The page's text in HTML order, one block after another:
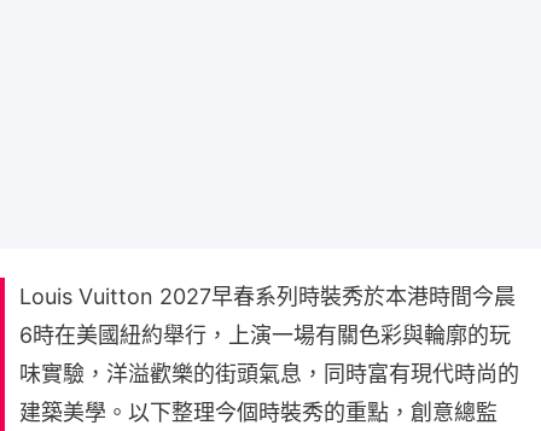
Louis Vuitton 2027早春系列時裝秀於本港時間今晨
6時在美國紐約舉行，上演一場有關色彩與輪廓的玩
味實驗，洋溢歡樂的街頭氣息，同時富有現代時尚的
建築美學。以下整理今個時裝秀的重點，創意總監